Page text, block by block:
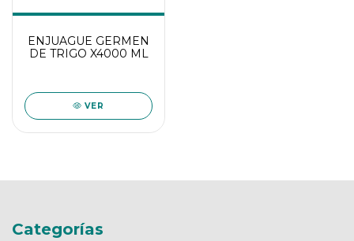
ENJUAGUE GERMEN
DE TRIGO X4000 ML
VER
Categorías